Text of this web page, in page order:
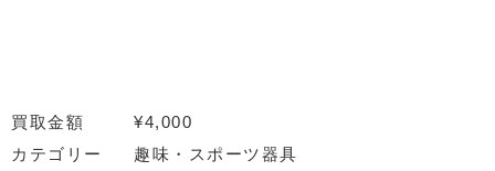
買取金額
¥4,000
カテゴリー
趣味・スポーツ器具